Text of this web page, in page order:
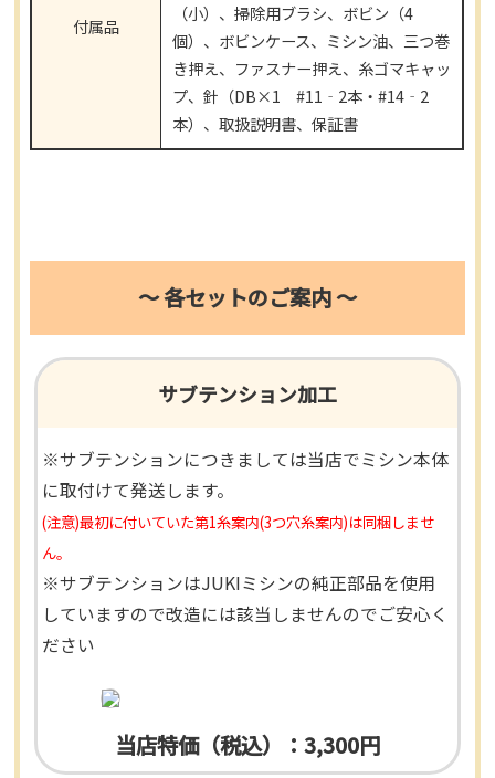
付属品
（小）、掃除用ブラシ、ボビン（4
個）、ボビンケース、ミシン油、三つ巻
き押え、ファスナー押え、糸ゴマキャッ
プ、針（DB×1 #11‐2本・#14‐2
本）、取扱説明書、保証書
～ 各セットのご案内 ～
サブテンション加工
※サブテンションにつきましては当店でミシン本体
に取付けて発送します。
(注意)最初に付いていた第1糸案内(3つ穴糸案内)は同梱しませ
ん。
※サブテンションはJUKIミシンの純正部品を使用
していますので改造には該当しませんのでご安心く
ださい
当店特価（税込）：3,300円